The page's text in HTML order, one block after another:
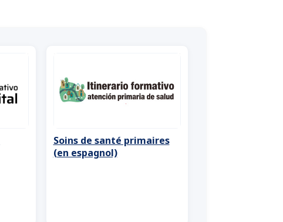
Soins de santé primaires
(en espagnol)